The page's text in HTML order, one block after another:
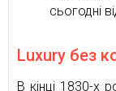
сьогодні
Luxury без
В кінці 1830-х